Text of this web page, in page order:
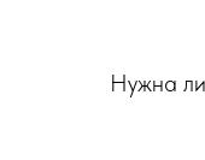
Нужна